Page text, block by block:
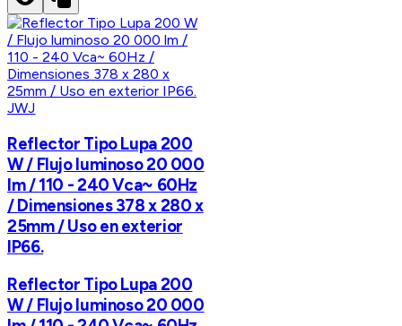
JWJ
Reflector Tipo Lupa 200
W / Flujo luminoso 20 000
lm / 110 - 240 Vca~ 60Hz
/ Dimensiones 378 x 280 x
25mm / Uso en exterior
IP66.
Reflector Tipo Lupa 200
W / Flujo luminoso 20 000